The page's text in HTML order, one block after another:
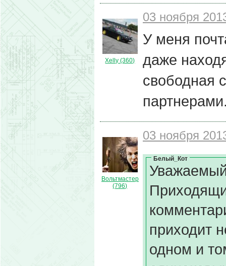
Xelly (360)
03 ноября
У меня
даже
свободная
Вольтмастер
(796)
03 ноября
Белый_Кот
приходит
одном и